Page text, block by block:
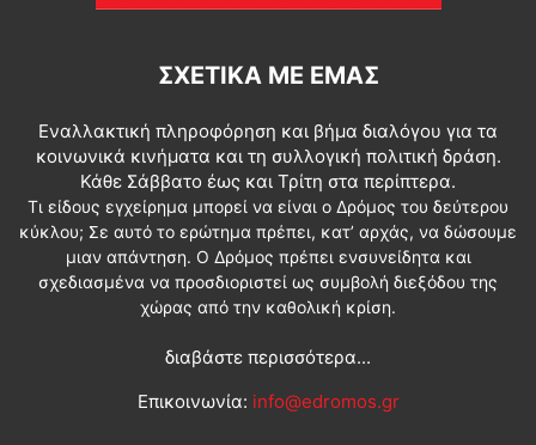
ΣΧΕΤΙΚΆ ΜΕ ΕΜΆΣ
Εναλλακτική πληροφόρηση και βήμα διαλόγου για τα
κοινωνικά κινήματα και τη συλλογική πολιτική δράση.
Κάθε Σάββατο έως και Τρίτη στα περίπτερα.
Τι είδους εγχείρημα μπορεί να είναι ο Δρόμος του δεύτερου
κύκλου; Σε αυτό το ερώτημα πρέπει, κατ’ αρχάς, να δώσουμε
μιαν απάντηση. Ο Δρόμος πρέπει ενσυνείδητα και
σχεδιασμένα να προσδιοριστεί ως συμβολή διεξόδου της
χώρας από την καθολική κρίση.
διαβάστε περισσότερα...
Επικοινωνία: info@edromos.gr